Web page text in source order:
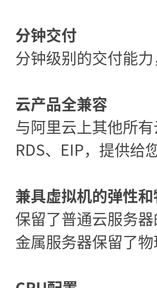
分钟交付
分钟级别的交付能
云产品全兼容
与阿里云上其他所
RDS、EIP，提供给
兼具虚拟机的弹性
保留了普通云服务
金属服务器保留了